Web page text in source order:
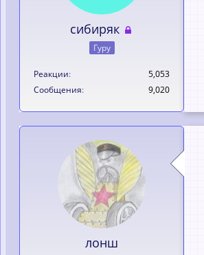
сибиряк
Гуру
Реакции
5,053
Сообщения
9,020
лонш